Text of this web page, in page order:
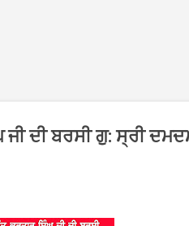
ਦੀ ਬਰਸੀ ਗੁ: ਸ੍ਰੀ